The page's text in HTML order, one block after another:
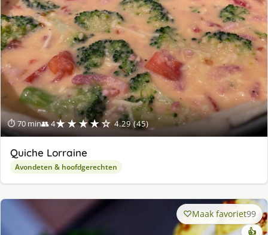
⏱ 70 min👥 4★★★★☆ 4.29 (45)
Quiche Lorraine
Avondeten & hoofdgerechten
Maak favoriet99
👍